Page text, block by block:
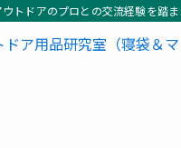
トドアのプロとの交流経験を踏